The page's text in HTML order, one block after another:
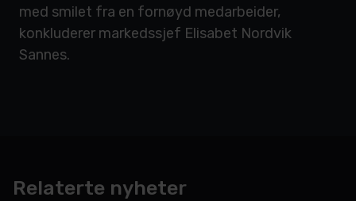
med smilet fra en fornøyd medarbeider,
konkluderer markedssjef Elisabet Nordvik
Sannes.
Relaterte nyheter